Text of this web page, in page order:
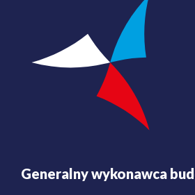
Generalny wykonawca